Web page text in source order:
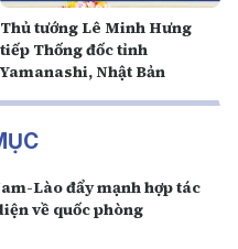
Thủ tướng Lê Minh Hưng
tiếp Thống đốc tỉnh
Yamanashi, Nhật Bản
Lào đẩy mạnh hợp tác
về quốc phòng